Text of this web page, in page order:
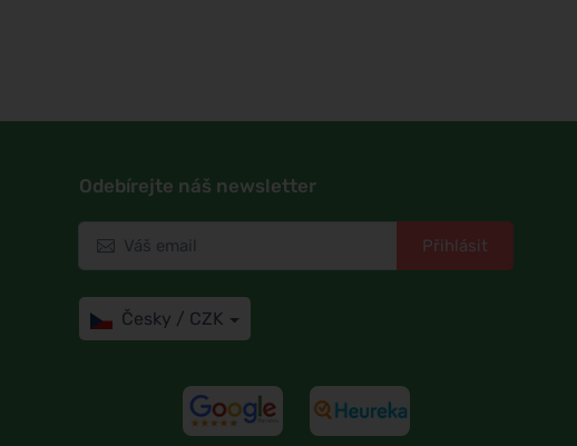
Odebírejte náš newsletter
Přihlásit
Česky / CZK